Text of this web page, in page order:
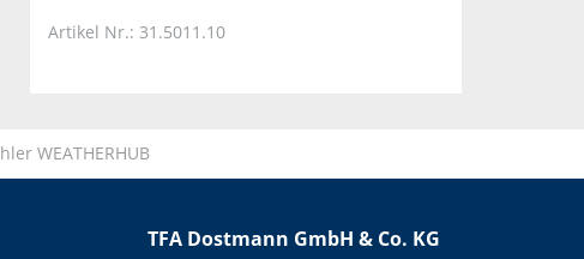
Artikel Nr.: 31.5011.10
WEATHERHUB
TFA Dostmann GmbH & Co. KG